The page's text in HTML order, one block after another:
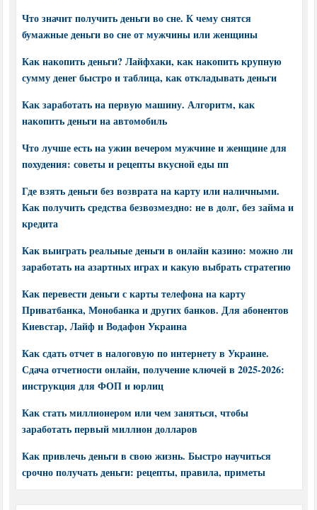
Что значит получить деньги во сне. К чему снятся
бумажные деньги во сне от мужчины или женщины
Как накопить деньги? Лайфхаки, как накопить крупную
сумму денег быстро и таблица, как откладывать деньги
Как заработать на первую машину. Алгоритм, как
накопить деньги на автомобиль
Что лучше есть на ужин вечером мужчине и женщине для
похудения: советы и рецепты вкусной еды пп
Где взять деньги без возврата на карту или наличными.
Как получить средства безвозмездно: не в долг, без займа и
кредита
Как выиграть реальные деньги в онлайн казино: можно ли
заработать на азартных играх и какую выбрать стратегию
Как перевести деньги с карты телефона на карту
Приватбанка, Монобанка и других банков. Для абонентов
Киевстар, Лайф и Водафон Украина
Как сдать отчет в налоговую по интернету в Украине.
Сдача отчетности онлайн, получение ключей в 2025-2026:
инструкция для ФОП и юрлиц
Как стать миллионером или чем заняться, чтобы
заработать первый миллион долларов
Как привлечь деньги в свою жизнь. Быстро научиться
срочно получать деньги: рецепты, правила, приметы